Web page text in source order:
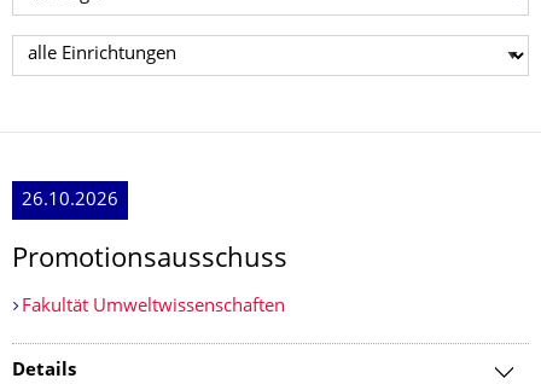
Einrichtung wählen
26.10.2026
Promotionsausschuss
Fakultät Umweltwissenschaften
Details